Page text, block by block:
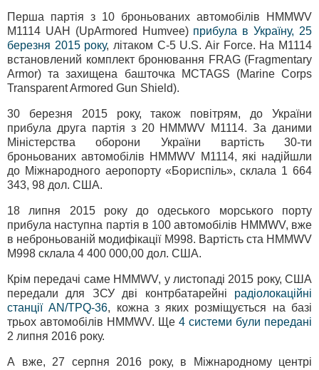
Перша партія з 10 броньованих автомобілів HMMWV
М1114 UAH (UpArmored Humvee) прибула в Україну, 25
березня 2015 року, літаком С-5 U.S. Air Force. На M1114
встановлений комплект бронювання FRAG (Fragmentary
Armor) та захищена башточка MCTAGS (Marine Corps
Transparent Armored Gun Shield).
30 березня 2015 року, також повітрям, до України
прибула друга партія з 20 HMMWV М1114. За даними
Міністерства оборони України вартість 30-ти
броньованих автомобілів HMMWV М1114, які надійшли
до Міжнародного аеропорту «Бориспіль», склала 1 664
343, 98 дол. США.
18 липня 2015 року до одеського морського порту
прибула наступна партія в 100 автомобілів HMMWV, вже
в неброньованій модифікації М998. Вартість ста HMMWV
М998 склала 4 400 000,00 дол. США.
Крім передачі саме HMMWV, у листопаді 2015 року, США
передали для ЗСУ дві контрбатарейні радіолокаційні
станції AN/TPQ-36, кожна з яких розміщується на базі
трьох автомобілів HMMWV. Ще 4 системи були передані
2 липня 2016 року.
А вже, 27 серпня 2016 року, в Міжнародному центрі